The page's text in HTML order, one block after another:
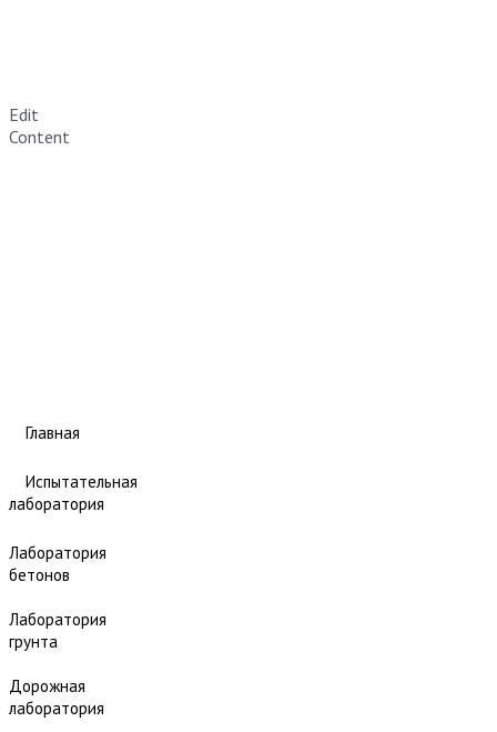
Edit
Content
Главная
Испытательная
лаборатория
Лаборатория
бетонов
Лаборатория
грунта
Дорожная
лаборатория